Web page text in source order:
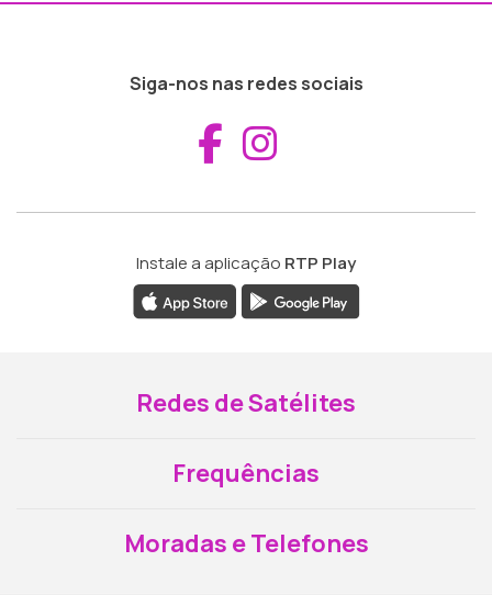
Siga-nos nas redes sociais
Aceder ao
Instale a aplicação RTP Play
Redes de Satélites
Frequências
Moradas e Telefones